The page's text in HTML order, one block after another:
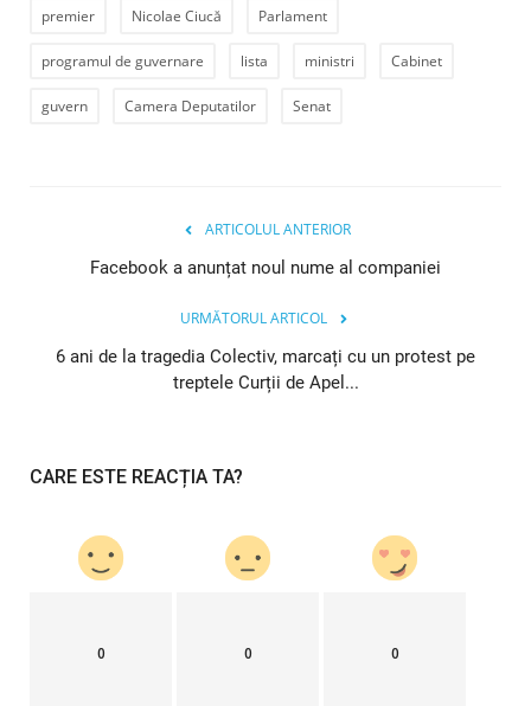
premier Nicolae Ciucă Parlament
programul de guvernare lista ministri Cabinet
guvern Camera Deputatilor Senat
ARTICOLUL ANTERIOR
Facebook a anunțat noul nume al companiei
URMĂTORUL ARTICOL
6 ani de la tragedia Colectiv, marcați cu un protest pe
treptele Curții de Apel...
CARE ESTE REACȚIA TA?
0 0 0